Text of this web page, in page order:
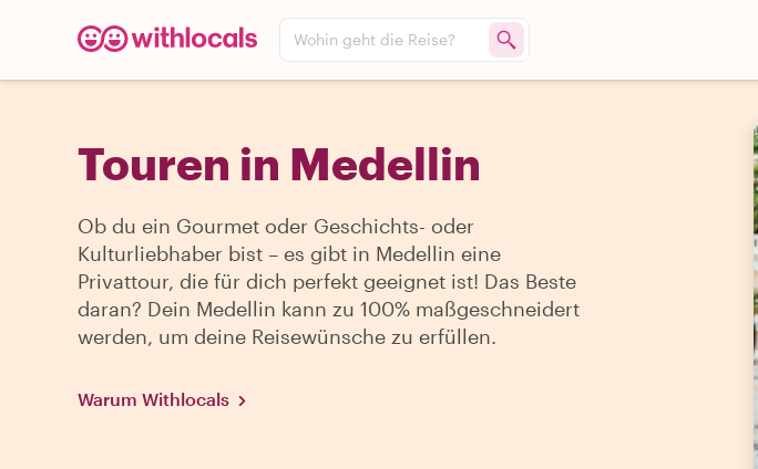
Wohin geht die Reise?
Touren in Medellin
Ob du ein Gourmet oder Geschichts- oder
Kulturliebhaber bist – es gibt in Medellin eine
Privattour, die für dich perfekt geeignet ist! Das Beste
daran? Dein Medellin kann zu 100% maßgeschneidert
werden, um deine Reisewünsche zu erfüllen.
Warum Withlocals